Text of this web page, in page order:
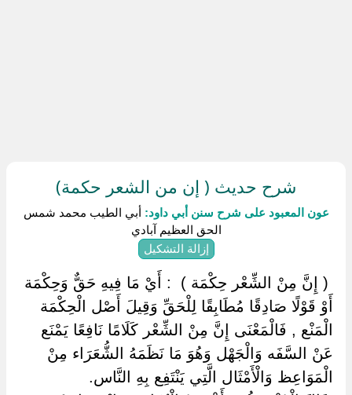
شرح حديث ( إن من الشعر حكمة)
عون المعبود على شرح سنن أبي داود: أبي الطيب محمد شمس
الحق العظيم آبادي
إزالة التشكيل
‏ ‏( إِنَّ مِنْ الشِّعْر حِكْمَة ) ‏ ‏: أَيْ مَا فِيهِ حَقٌّ وَحِكْمَة
أَوْ قَوْلًا صَادِقًا مُطَابِقًا لِلْحَقِّ وَقِيلَ أَصْل الْحِكْمَة
الْمَنْع , فَالْمَعْنَى إِنَّ مِنْ الشِّعْر كَلَامًا نَافِعًا يَمْنَع
عَنْ السَّفَه وَالْجَهْل وَهُوَ مَا نَظَمَهُ الشُّعَرَاء مِنْ
الْمَوَاعِظ وَالْأَمْثَال الَّتِي يَنْتَفِع بِهِ النَّاس.